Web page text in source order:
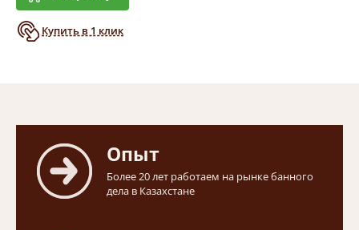
Купить в 1 клик
Опыт
Более 20 лет работаем на рынке банного
дела в Казахстане